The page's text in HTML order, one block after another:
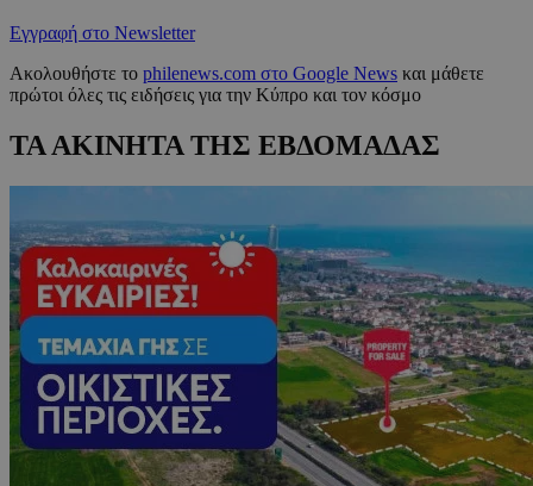
Εγγραφή στο Newsletter
Ακολουθήστε το philenews.com στο Google News και μάθετε
πρώτοι όλες τις ειδήσεις για την Κύπρο και τον κόσμο
ΤΑ ΑΚΙΝΗΤΑ ΤΗΣ ΕΒΔΟΜΑΔΑΣ